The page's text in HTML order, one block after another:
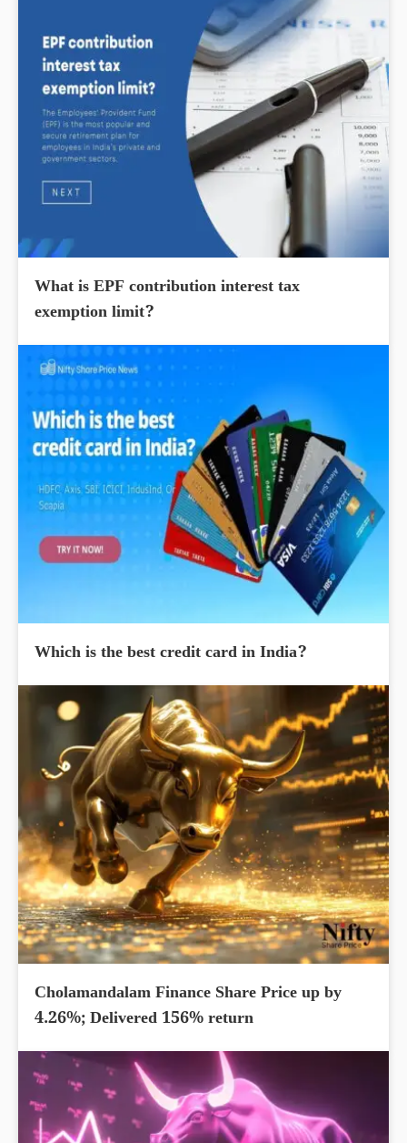
What is EPF contribution interest tax
exemption limit?
Which is the best credit card in India?
Cholamandalam Finance Share Price up by
4.26%; Delivered 156% return